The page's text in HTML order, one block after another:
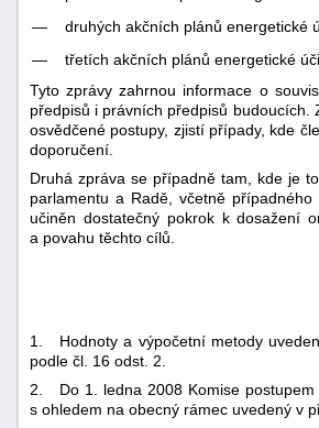
—
druhých akčních plánů energetické
—
třetích akčních plánů energetické
Tyto zprávy zahrnou informace o
předpisů i právních předpisů
osvědčené postupy, zjistí případy, kde
doporučení.
Druhá zpráva se případně tam, kde je
parlamentu a Radě, včetně
učiněn dostatečný pokrok k dosažení
a povahu těchto cílů.
1. Hodnoty a výpočetní metody
podle čl. 16 odst. 2.
2. Do 1. ledna 2008 Komise
s ohledem na obecný rámec uvedený v